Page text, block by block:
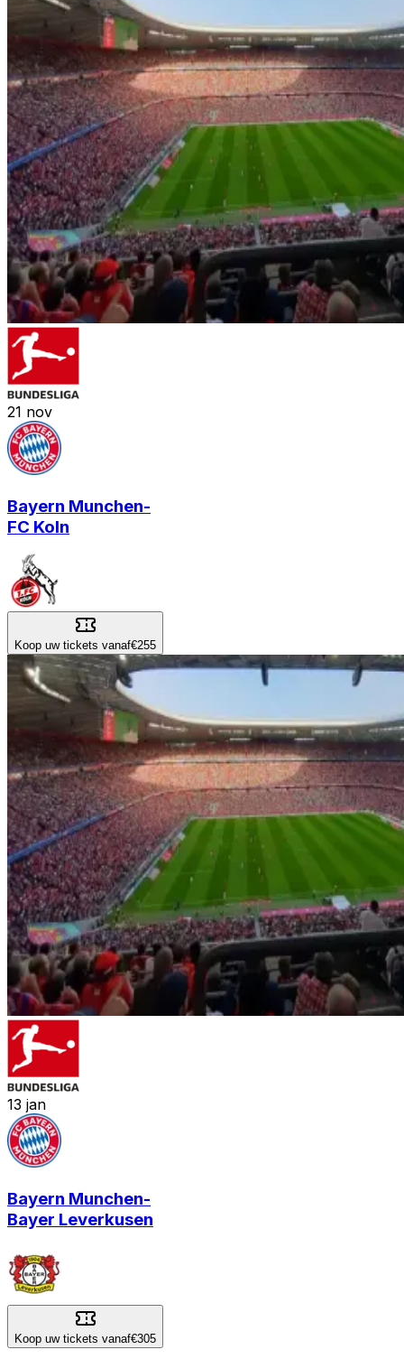
21 nov
Bayern Munchen-
FC Koln
Koop uw tickets vanaf€255
13 jan
Bayern Munchen-
Bayer Leverkusen
Koop uw tickets vanaf€305